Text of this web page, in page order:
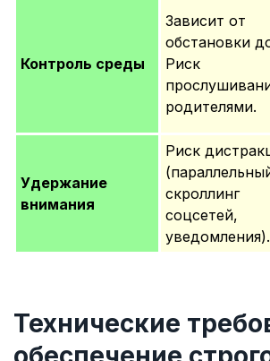
Контроль среды
Зависит от
обстановки
Риск
родителями.
Удержание
внимания
Риск
скроллинг
соцсетей,
уведомления).
Технические